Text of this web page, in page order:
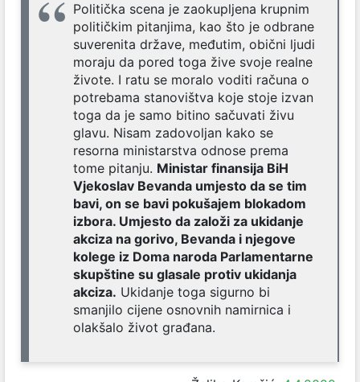
Politička scena je zaokupljena krupnim
političkim pitanjima, kao što je odbrane
suverenita države, međutim, obični ljudi
moraju da pored toga žive svoje realne
živote. I ratu se moralo voditi računa o
potrebama stanovištva koje stoje izvan
toga da je samo bitino sačuvati živu
glavu. Nisam zadovoljan kako se
resorna ministarstva odnose prema
tome pitanju. Ministar finansija BiH
Vjekoslav Bevanda umjesto da se tim
bavi, on se bavi pokušajem blokadom
izbora. Umjesto da založi za ukidanje
akciza na gorivo, Bevanda i njegove
kolege iz Doma naroda Parlamentarne
skupštine su glasale protiv ukidanja
akciza. Ukidanje toga sigurno bi
smanjilo cijene osnovnih namirnica i
olakšalo život građana.